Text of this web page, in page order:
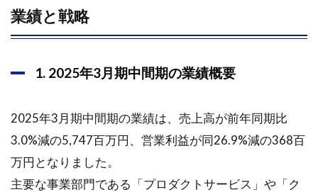
業績と戦略
1. 2025年3月期中間期の業績概要
2025年3月期中間期の業績は、売上高が前年同期比
3.0%減の5,747百万円、営業利益が同26.9%減の368百
万円となりました。
主要な事業部門である「プロダクトサービス」や「ク